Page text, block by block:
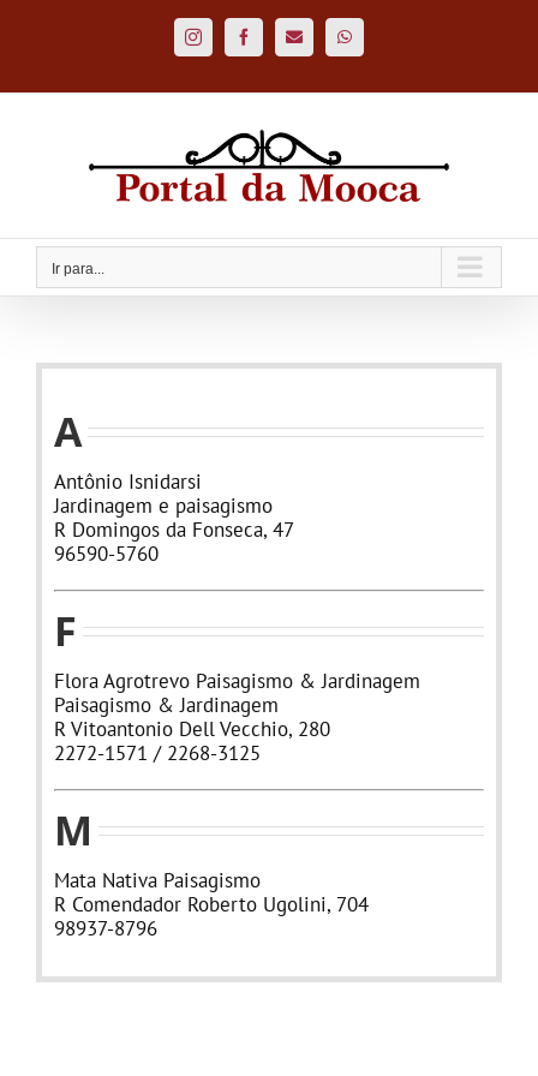
InstagramFacebookCustomWhatsApp
Ir para...
A
Antônio Isnidarsi
Jardinagem e paisagismo
R Domingos da Fonseca, 47
96590-5760
F
Flora Agrotrevo Paisagismo & Jardinagem
Paisagismo & Jardinagem
R Vitoantonio Dell Vecchio, 280
2272-1571 / 2268-3125
M
Mata Nativa Paisagismo
R Comendador Roberto Ugolini, 704
98937-8796